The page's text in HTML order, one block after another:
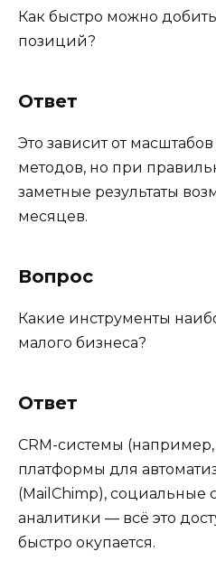
Как быстро можно
позиций?
Ответ
Это зависит от
методов, но при
заметные результаты
месяцев.
Вопрос
Какие инструменты
малого бизнеса?
Ответ
CRM-системы (например,
платформы для
(MailChimp), социальные
аналитики — всё это
быстро окупается.